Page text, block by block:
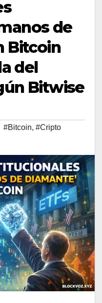
de
Bitcoin
del
Bitwise
#Bitcoin, #Cripto